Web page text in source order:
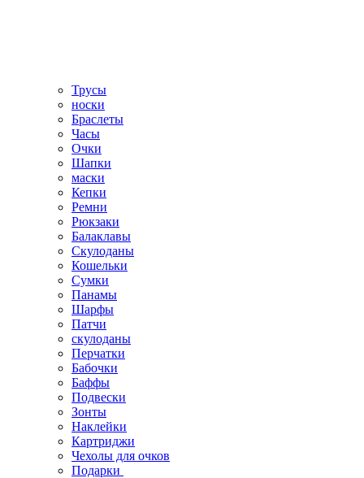
Трусы
носки
Браслеты
Часы
Очки
Шапки
маски
Кепки
Ремни
Рюкзаки
Балаклавы
Скулоданы
Кошельки
Сумки
Панамы
Шарфы
Патчи
скулоданы
Перчатки
Бабочки
Баффы
Подвески
Зонты
Наклейки
Картриджи
Чехолы для очков
Подарки